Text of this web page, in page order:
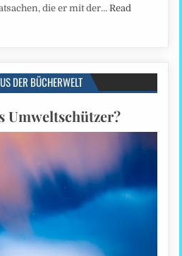
die er mit der…Read
DER BÜCHERWELT
Umweltschützer?